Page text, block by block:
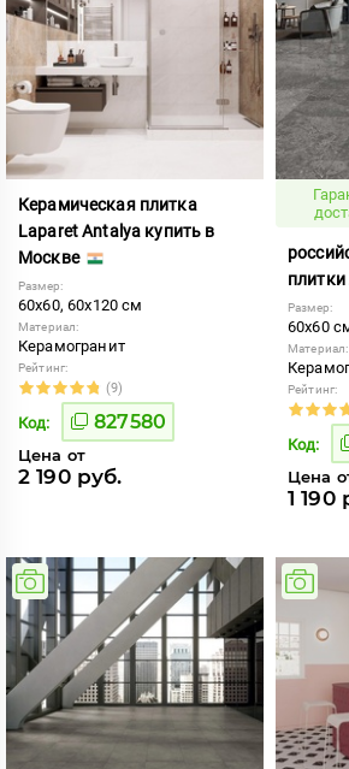
Керамическая плитка
Laparet Antalya купить в
Москве
Размер:
60x60, 60x120 см
Материал:
Керамогранит
Рейтинг:
(9)
Код: 827580
Цена от
2 190 руб.
Размер:
60x60
Материал:
Рейтинг:
Код:
Цена
1 190